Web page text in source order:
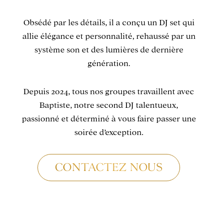
Obsédé par les détails, il a conçu un DJ set qui
allie élégance et personnalité, rehaussé par un
système son et des lumières de dernière
génération.
Depuis 2024, tous nos groupes travaillent avec
Baptiste, notre second DJ talentueux,
passionné et déterminé à vous faire passer une
soirée d’exception.
CONTACTEZ NOUS